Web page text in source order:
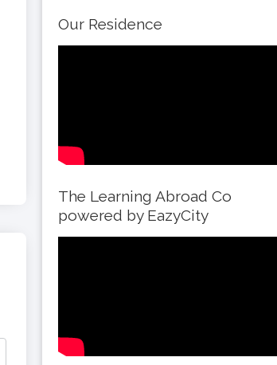
Our Residence
The Learning Abroad Co
powered by EazyCity